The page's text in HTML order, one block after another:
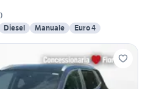
)
Diesel Manuale Euro 4